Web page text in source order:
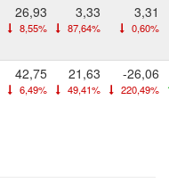
26,93
8,55%
3,33
87,64%
3,31
0,60%
42,75
6,49%
21,63
49,41%
-26,06
220,49%